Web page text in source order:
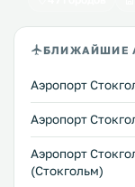
БЛИЖАЙШИЕ
Аэропорт
Аэропорт
Аэропорт
(Стокгольм)